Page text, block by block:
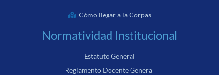
Cómo llegar a la Corpas
Normatividad Institucional
Estatuto General
Reglamento Docente General